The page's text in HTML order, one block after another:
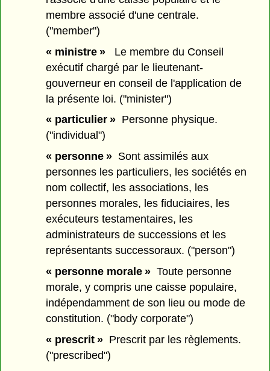
membre associé d'une centrale.
("member")
« ministre »
Le membre du Conseil
exécutif chargé par le lieutenant-
gouverneur en conseil de l'application de
la présente loi. ("minister")
« particulier » Personne physique.
("individual")
« personne » Sont assimilés aux
personnes les particuliers, les sociétés en
nom collectif, les associations, les
personnes morales, les fiduciaires, les
exécuteurs testamentaires, les
administrateurs de successions et les
représentants successoraux. ("person")
« personne morale »Toute personne
morale, y compris une caisse populaire,
indépendamment de son lieu ou mode de
constitution. ("body corporate")
« prescrit » Prescrit par les règlements.
("prescribed")